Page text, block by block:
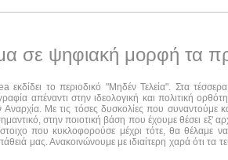
σε ψηφιακή μορφή τα
το περιοδικό "Μηδέν Τελεία". Στα
απέναντι στην ιδεολογική και πολιτική
Αναρχία. Με τις τόσες δυσκολίες που
στην ποιοτική βάση που έχουμε θέσει εξ'
που κυκλοφορούσε μέχρι τότε, θα θέλαμε
μας. Ανακοινώνουμε με ιδιαίτερη χαρά ότι τα